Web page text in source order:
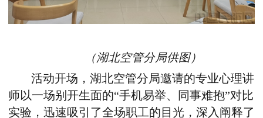
（湖北空管分局供图）
活动开场，湖北空管分局邀请的专业心理讲
师以一场别开生面的“手机易举、同事难抱”对比
实验，迅速吸引了全场职工的目光 ， 深入阐释了